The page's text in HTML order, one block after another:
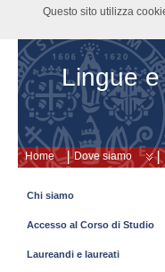
Lingue
Home Dove siamo
Chi siamo
Accesso al Corso di Studio
Laureandi e laureati
Questo sito utilizza